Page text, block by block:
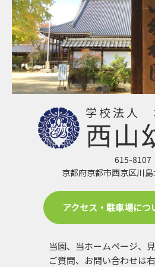
学校法人
西山
615-8107
京都府京都市西京区川
アクセス・駐車場につ
当園、当ホームページ、
ご質問、お問い合わせは